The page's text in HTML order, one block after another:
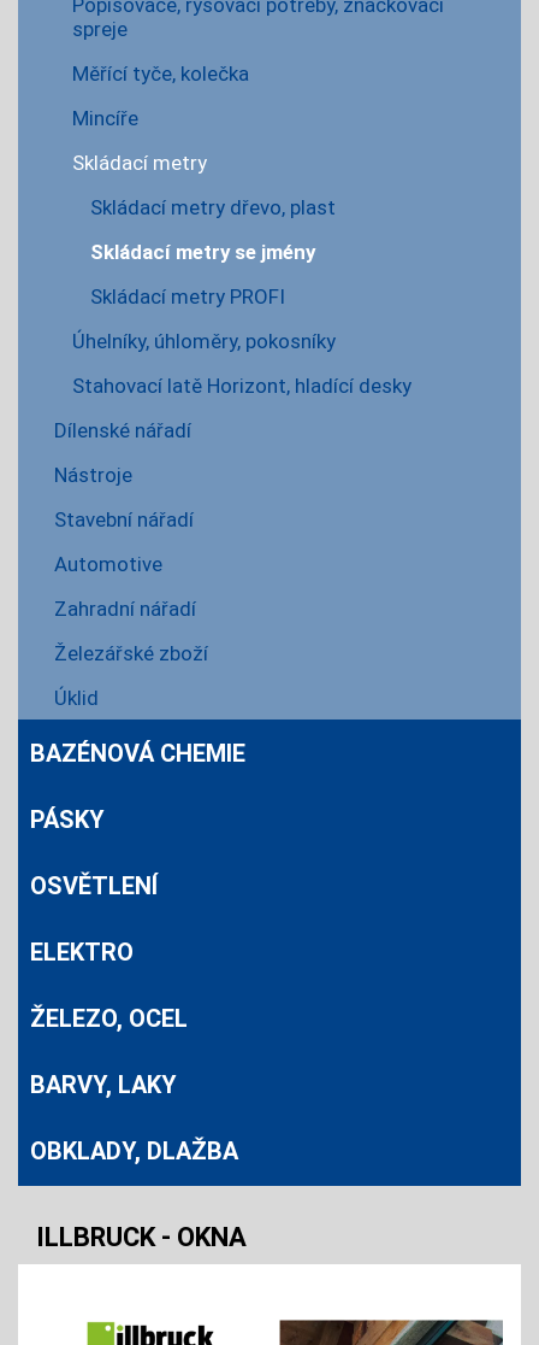
Popisovače, rýsovací potřeby, značkovací
spreje
Měřící tyče, kolečka
Mincíře
Skládací metry
Skládací metry dřevo, plast
Skládací metry se jmény
Skládací metry PROFI
Úhelníky, úhloměry, pokosníky
Stahovací latě Horizont, hladící desky
Dílenské nářadí
Nástroje
Stavební nářadí
Automotive
Zahradní nářadí
Železářské zboží
Úklid
BAZÉNOVÁ CHEMIE
PÁSKY
OSVĚTLENÍ
ELEKTRO
ŽELEZO, OCEL
BARVY, LAKY
OBKLADY, DLAŽBA
ILLBRUCK - OKNA